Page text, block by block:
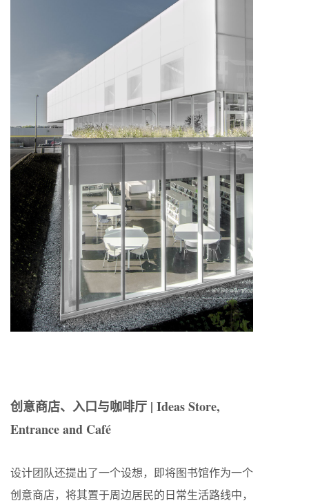
创意商店、入口与咖啡厅 | Ideas Store,
Entrance and Café
设计团队还提出了一个设想，即将图书馆作为一个
创意商店，将其置于周边居民的日常生活路线中，